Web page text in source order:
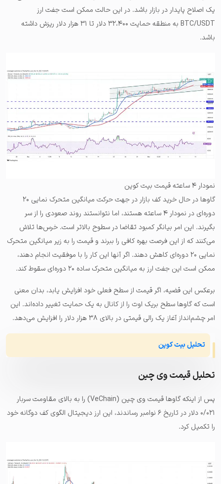
یک اصلاح پایدار در بازار باشد. در این حالت ممکن است جفت ارز
BTC/USDT به منطقه حمایت ۳۲،۴۰۰ دلار تا ۳۱ هزار دلار ریزش داشته
باشد.
نمودار ۴ ساعته قیمت بیت کوین
گاوها در حال خرید کف بازار در جهت حرکت میانگین متحرک نمایی ۲۰
دوره‌ای در نمودار ۴ ساعته هستند، اما نتوانستند روند صعودی را از سر
بگیرند. این امر بیانگر کمبود تقاضا در سطوح بالاتر است. خرس‌ها تلاش
می‌کنند که از این فرصت بهره کافی را ببرند و قیمت را به زیر میانگین متحرک
نمایی ۲۰ دوره‌ای کاهش دهند. اگر آنها این کار را با موفقیت انجام دهند،
ممکن است این جفت ارز به میانگین متحرک ساده ۲۰ دوره‌ای سقوط کند.
برعکس این قضیه، اگر قیمت از سطح فعلی خود افزایش یابد، بدان معنی
است که گاوها سطح بریک اوت را از کانال به یک حمایت تغییر داده‌اند. این
امر چشم‌انداز آغاز یک رالی قیمتی در بالای ۳۸ هزار دلار را افزایش می‌دهد.
تحلیل بیت کوین
تحلیل قیمت وی چین
پس از اینکه گاوها قیمت وی چین (VeChain) را به بالای مقاومت سربار
۰/۰۲۱ دلار در تاریخ ۶ نوامبر رساندند، این ارز دیجیتال الگوی کف دوگانه خود
را تکمیل کرد.